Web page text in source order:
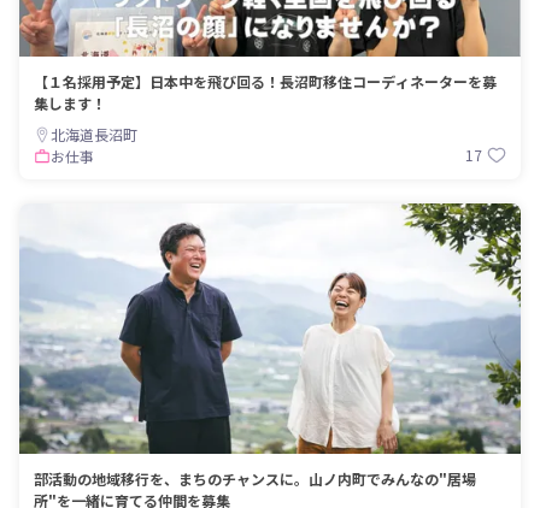
【１名採用予定】日本中を飛び回る！長沼町移住コーディネーターを募
集します！
北海道長沼町
お仕事
17
部活動の地域移行を、まちのチャンスに。山ノ内町でみんなの"居場
所"を一緒に育てる仲間を募集